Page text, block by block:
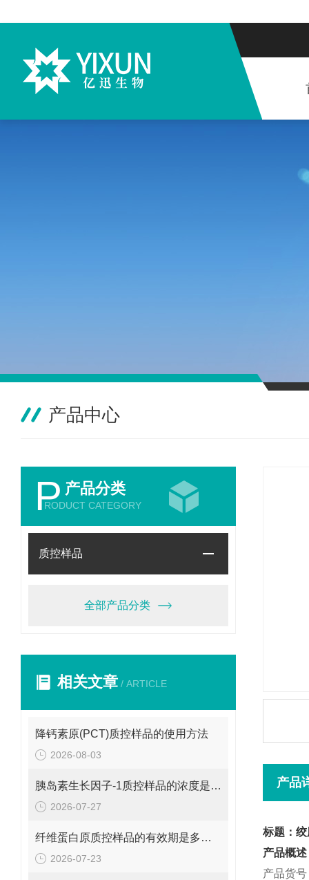
产品中心
P 产品分类
RODUCT CATEGORY
质控样品
全部产品分类
相关文章 / ARTICLE
降钙素原(PCT)质控样品的使用方法
2026-08-03
胰岛素生长因子-1质控样品的浓度是多少呢？
2026-07-27
纤维蛋白原质控样品的有效期是多久呢？
2026-07-23
产品
标题：
产品概述
产品货